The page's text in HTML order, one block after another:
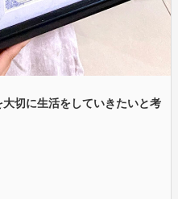
切に生活をしていきたいと考